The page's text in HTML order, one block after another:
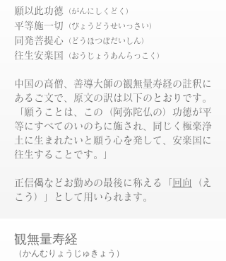
​ 願以此功徳 （がんにしくどく）
平等施一切 （びょうどうせいっさい）
同発菩提心 （どうほつぼだいしん）
往生安楽国 （おうじょうあんらっこく）
中国の高僧、善導大師の観無量寿経の註釈に
あるご文で、原文の訳は以下のとおりです。
「願うことは、この（阿弥陀仏の）功徳が平
等にすべてのいのちに施され、同じく極楽浄
土に生まれたいと願う心を発して、安楽国に
往生することです。」
正信偈などお勤めの最後に称える「 回向 （え
こう）」として用いられます。
観無量寿経
（かんむりょうじゅきょう）